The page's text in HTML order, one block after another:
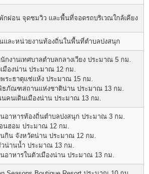
ผ่อน จุดชมวิว และพื้นที่จอดรถบริเวณใกล้เคียง
และหน่วยงานท้องถิ่นในพื้นที่ตำบลปงสนุก
กงานเทศบาลตำบลกลางเวียง ประมาณ 5 กม.
มืองน่าน ประมาณ 12 กม.
ระธาตุแช่แห้ง ประมาณ 15 กม.
ธภัณฑสถานแห่งชาติน่าน ประมาณ 13 กม.
คนเดินเมืองน่าน ประมาณ 13 กม.
นอาหารท้องถิ่นตำบลปงสนุก ประมาณ 3 กม.
นฮอม ประมาณ 12 กม.
กิน จังหวัดน่าน ประมาณ 12 กม.
วน่านน้ำ ประมาณ 13 กม.
อาหารในตัวเมืองน่าน ประมาณ 13 กม.